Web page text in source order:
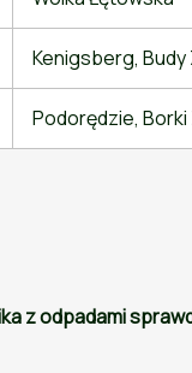
Kenigsberg, Budy
Podorędzie, Borki
z odpadami